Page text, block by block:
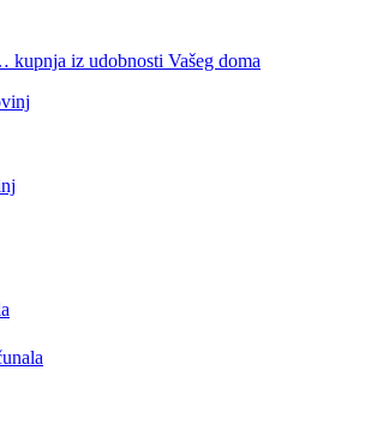
kupnja iz udobnosti Vašeg doma